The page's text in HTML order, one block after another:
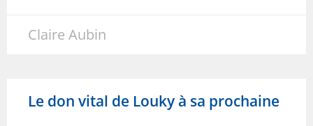
Claire Aubin
Le don vital de Louky à sa prochaine